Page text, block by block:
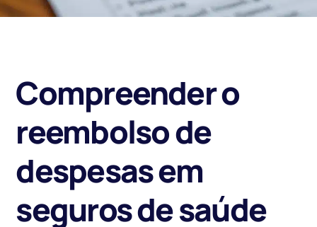
Compreender o
reembolso de
despesas em
seguros de saúde